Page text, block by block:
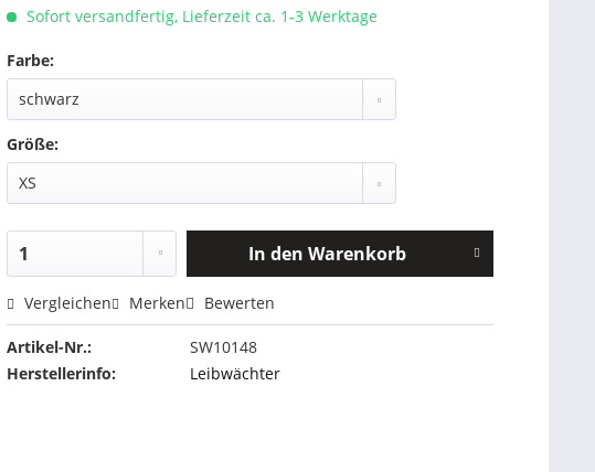
Sofort versandfertig, Lieferzeit ca. 1-3 Werktage
Farbe:
Größe:
In den Warenkorb
Vergleichen Merken Bewerten
Artikel-Nr.:
SW10148
Herstellerinfo:
Leibwächter